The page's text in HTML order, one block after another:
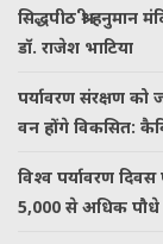
सिद्धपीठ श्री हनुमान
डॉ. राजेश भाटिया
पर्यावरण संरक्षण
वन होंगे विकसित:
विश्व पर्यावरण
5,000 से अधिक पौधे